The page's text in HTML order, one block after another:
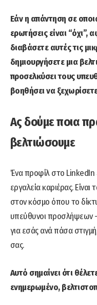
Εάν η απάντηση σε
ερωτήσεις είναι “όχι”,
διαβάσετε αυτές τις
δημιουργήσετε μια
προσελκύσει τους
βοηθήσει να
Ας δούμε ποια
βελτιώσουμε
Ένα προφίλ στο LinkedIn
εργαλεία καριέρας.
στον κόσμο όπου το
υπεύθυνοι προσλήψεων
για εσάς ανά πάσα
σας.
Αυτό σημαίνει ότι
ενημερωμένο,